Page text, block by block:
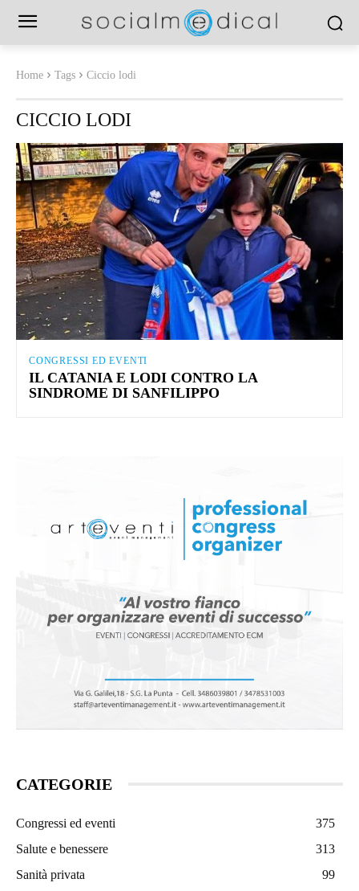
Home Tags Ciccio lodi
CICCIO LODI
CONGRESSI ED EVENTI
IL CATANIA E LODI CONTRO LA
SINDROME DI SANFILIPPO
CATEGORIE
Congressi ed eventi
375
Salute e benessere
313
Sanità privata
99